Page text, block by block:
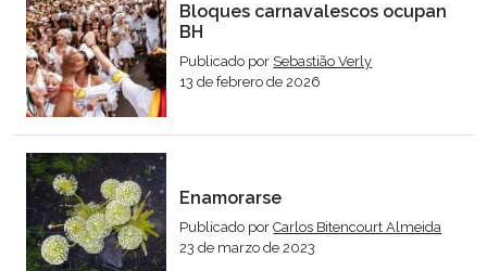
Bloques carnavalescos ocupan
BH
Publicado por Sebastião Verly
13 de febrero de 2026
Enamorarse
Publicado porCarlos Bitencourt Almeida
23 de marzo de 2023